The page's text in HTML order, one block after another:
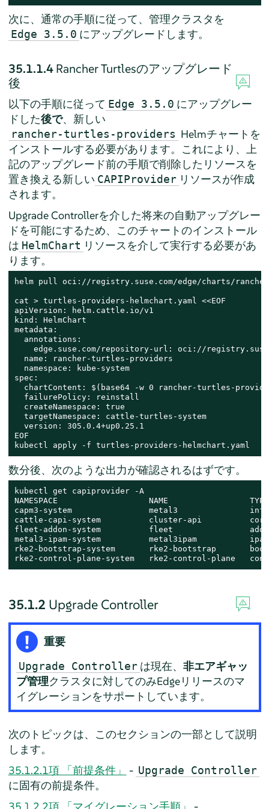
次に、通常の手順に従って、管理クラスタを
Edge 3.5.0 にアップグレードします。
35.1.1.4Rancher Turtlesのアップグレード
後
以下の手順に従って Edge 3.5.0 にアップグレー
ドした後で、新しい
rancher-turtles-providers Helmチャートを
インストールする必要があります。これにより、上
記のアップグレード前の手順で削除したリソースを
置き換える新しい CAPIProvider リソースが作成
されます。
Upgrade Controllerを介した将来の自動アップグレー
ドを可能にするため、このチャートのインストール
は HelmChart リソースを介して実行する必要があ
ります。
helm pull oci://registry.suse.com/edge/charts/
cat > turtles-providers-helmchart.yaml <<EOF
apiVersion: helm.cattle.io/v1
kind: HelmChart
metadata:
  annotations:
edge.suse.com/repository-url: oci://
  name: rancher-turtles-providers
  namespace: kube-system
spec:
chartContent: $(base64 -w 0 rancher-turtles-
  failurePolicy: reinstall
  createNamespace: true
  targetNamespace: cattle-turtles-system
  version: 305.0.4+up0.25.1
EOF
kubectl apply -f turtles-providers-helmchart.yaml
数分後、次のような出力が確認されるはずです。
kubectl get capiprovider -A
NAMESPACE                   NAME                 TYPE
capm3-system                metal3
cattle-capi-system          cluster-api
fleet-addon-system          fleet
metal3-ipam-system          metal3ipam
rke2-bootstrap-system       rke2-bootstrap
rke2-control-plane-system   rke2-control-plane
35.1.2 Upgrade Controller
重要
Upgrade Controller は現在、非エアギャッ
プ管理クラスタに対してのみEdgeリリースのマ
イグレーションをサポートしています。
次のトピックは、このセクションの一部として説明
します。
35.1.2.1項 「前提条件」
- Upgrade Controller
に固有の前提条件。
35.1.2.2項 「マイグレーション手順」
-